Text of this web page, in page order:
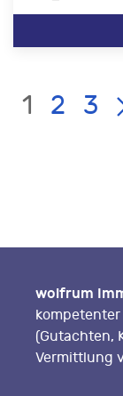
LIST
Page:
1 2 3
wolfrum
(Gutachten,
Vermittlung